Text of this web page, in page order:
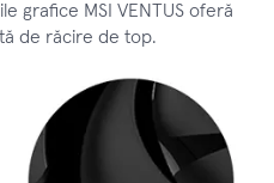
grafice MSI VENTUS oferă
de răcire de top.